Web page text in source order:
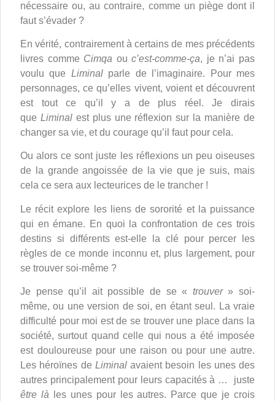
nécessaire ou, au contraire, comme un piège dont il
faut s’évader ?
En vérité, contrairement à certains de mes précédents
livres comme Cimqa ouc’est-comme-ça, je n’ai pas
voulu que Liminalparle de l’imaginaire. Pour mes
personnages, ce qu’elles vivent, voient et découvrent
est tout ce qu’il y a de plus réel. Je dirais
que Liminalest plus une réflexion sur la manière de
changer sa vie, et du courage qu’il faut pour cela.
Ou alors ce sont juste les réflexions un peu oiseuses
de la grande angoissée de la vie que je suis, mais
cela ce sera aux lecteurices de le trancher !
Le récit explore les liens de sororité et la puissance
qui en émane. En quoi la confrontation de ces trois
destins si différents est-elle la clé pour percer les
règles de ce monde inconnu et, plus largement, pour
se trouver soi-même ?
Je pense qu’il ait possible de se « trouver» soi-
même, ou une version de soi, en étant seul. La vraie
difficulté pour moi est de se trouver une place dans la
société, surtout quand celle qui nous a été imposée
est douloureuse pour une raison ou pour une autre.
Les héroïnes de Liminalavaient besoin les unes des
autres principalement pour leurs capacités à … juste
être là les unes pour les autres. Parce que je crois